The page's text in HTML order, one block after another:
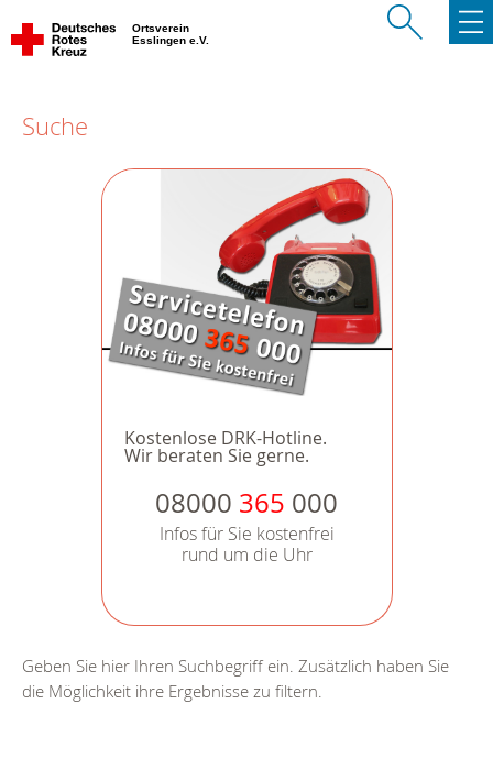
Ortsverein
Esslingen e.V.
Suche
Kostenlose DRK-Hotline.
Wir beraten Sie gerne.
08000 365 000
Infos für Sie kostenfrei
rund um die Uhr
Geben Sie hier Ihren Suchbegriff ein. Zusätzlich haben Sie
die Möglichkeit ihre Ergebnisse zu filtern.